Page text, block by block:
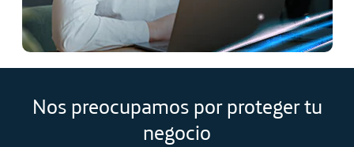
Nos preocupamos por proteger tu
negocio